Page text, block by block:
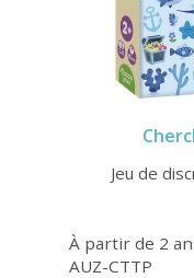
Jeu de
À partir de 2
AUZ-CTTP